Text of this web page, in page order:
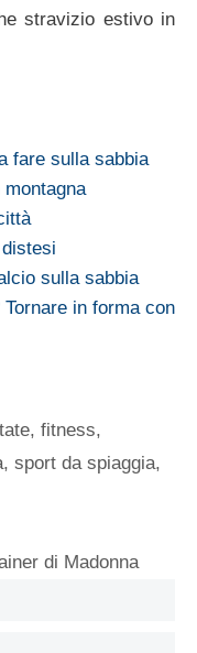
stravizio estivo in
fare sulla sabbia
sulla sabbia
in forma con
,fitness,
, sport da spiaggia,
di Madonna